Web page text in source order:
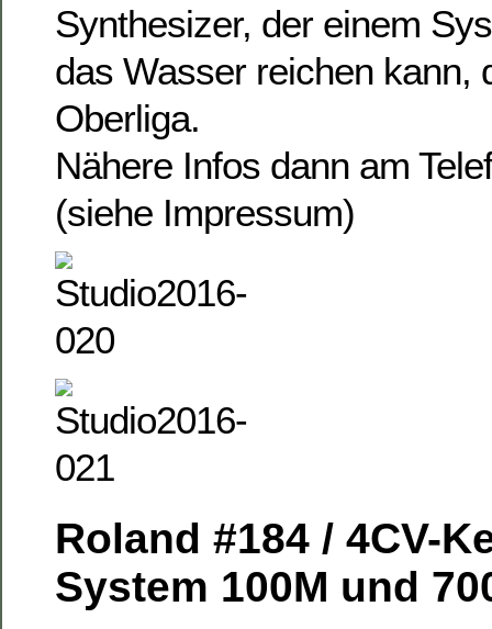
Synthesizer, der einem
das Wasser reichen kann,
Oberliga.
Nähere Infos dann am
(siehe Impressum)
Roland #184 / 4CV-
System 100M und